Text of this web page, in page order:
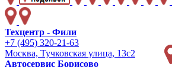
Техцентр - Фили
+7 (495) 320-21-63
Москва, Тучковская улица, 13с2
Автосервис Борисово